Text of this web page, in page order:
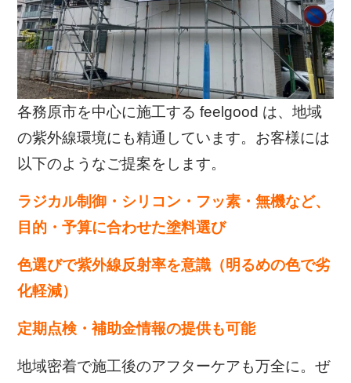
各務原市を中心に施工する feelgood は、地域
の紫外線環境にも精通しています。お客様には
以下のようなご提案をします。
ラジカル制御・シリコン・フッ素・無機など、
目的・予算に合わせた塗料選び
色選びで紫外線反射率を意識（明るめの色で劣
化軽減）
定期点検・補助金情報の提供も可能
地域密着で施工後のアフターケアも万全に。ぜ